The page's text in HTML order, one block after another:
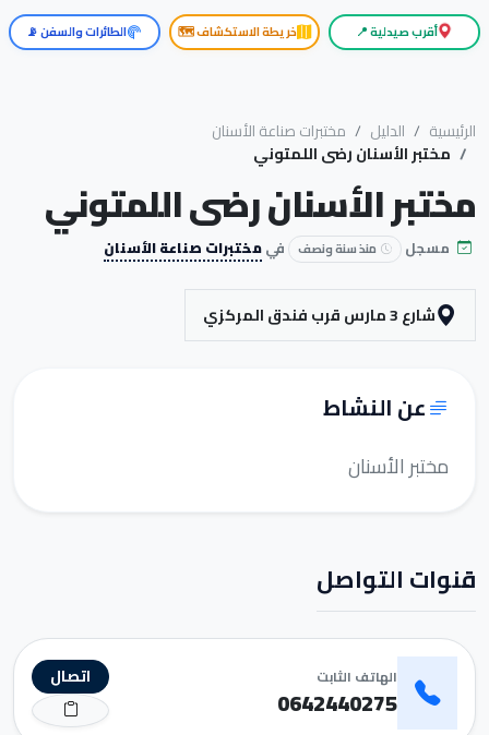
أقرب صيدلية 📍 خريطة الاستكشاف 🗺️ الطائرات والسفن 📡
الرئيسية الدليل
مختبرات صناعة الأسنان
مختبر الأسنان رضى اللمتوني
مختبر الأسنان رضى اللمتوني
مسجل منذ سنة ونصف فيمختبرات صناعة الأسنان
شارع 3 مارس قرب فندق المركزي
عن النشاط
مختبر الأسنان
قنوات التواصل
الهاتف الثابت
0642440275
اتصال